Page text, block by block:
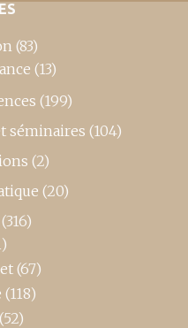
(83)
(13)
(199)
séminaires (104)
(2)
(20)
(316)
(67)
(118)
(52)